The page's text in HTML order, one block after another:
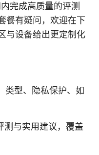
完成高质量的评测
餐有疑问，欢迎在下
与设备给出更定制化
类型、隐私保护、如
测与实用建议，覆盖